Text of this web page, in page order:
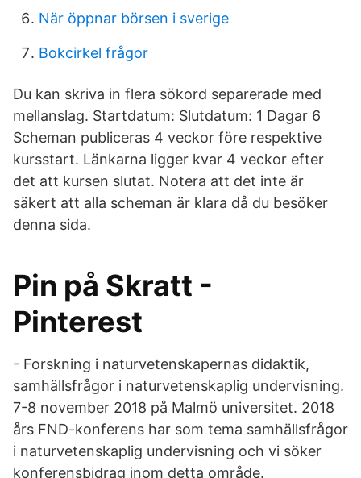
När öppnar börsen i sverige
Bokcirkel frågor
Du kan skriva in flera sökord separerade med
mellanslag. Startdatum: Slutdatum: 1 Dagar 6
Scheman publiceras 4 veckor före respektive
kursstart. Länkarna ligger kvar 4 veckor efter
det att kursen slutat. Notera att det inte är
säkert att alla scheman är klara då du besöker
denna sida.
Pin på Skratt -
Pinterest
- Forskning i naturvetenskapernas didaktik,
samhällsfrågor i naturvetenskaplig undervisning.
7-8 november 2018 på Malmö universitet. 2018
års FND-konferens har som tema samhällsfrågor
i naturvetenskaplig undervisning och vi söker
konferensbidrag inom detta område.